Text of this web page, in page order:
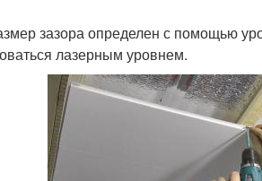
зазора определен с помощью
лазерным уровнем.